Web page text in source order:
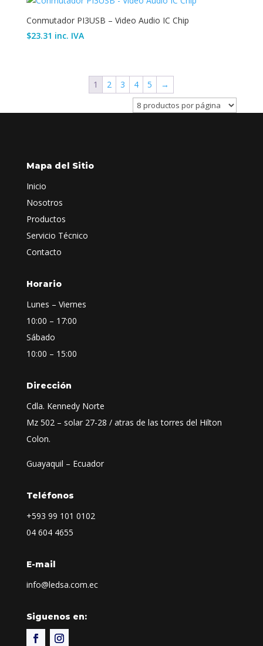
Conmutador PI3USB – Video Audio IC Chip
$23.31 inc. IVA
1 2 3 4 5 →
Mapa del Sitio
Inicio
Nosotros
Productos
Servicio Técnico
Contacto
Horario
Lunes – Viernes
10:00 – 17:00
Sábado
10:00 – 15:00
Dirección
Cdla. Kennedy Norte
Mz 502 – solar 27-28 / atras de las torres del Hilton
Colon.
Guayaquil – Ecuador
Teléfonos
+593 99 101 0102
04 604 4655
E-mail
info@ledsa.com.ec
Siguenos en: